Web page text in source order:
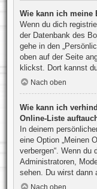
Wie kann ich meine
Wenn du dich
der Datenbank des
gehe in den
oben auf der Seite
klickst. Dort kannst
Nach oben
Wie kann ich
Online-Liste
In deinem
eine Option „Meinen
verbergen“. Wenn du
Administratoren,
sehen. Du wirst dann
Nach oben